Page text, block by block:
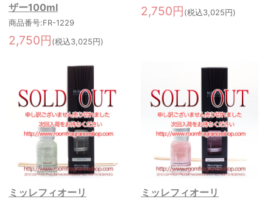
ザー100ml
商品番号:FR-1229
2,750円 (税込3,025円)
2,750円 (税込3,025円)
ミッレフィオーリ
ミッレフィオーリ